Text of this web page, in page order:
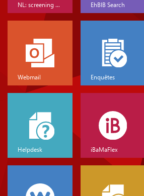
NL: screening & basis EhBIB Search
Webmail Enquêtes
Helpdesk iBaMaFlex